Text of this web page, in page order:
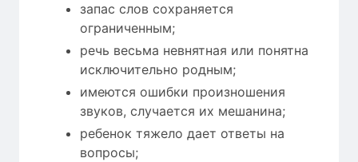
запас слов сохраняется
ограниченным;
речь весьма невнятная или понятна
исключительно родным;
имеются ошибки произношения
звуков, случается их мешанина;
ребенок тяжело дает ответы на
вопросы;